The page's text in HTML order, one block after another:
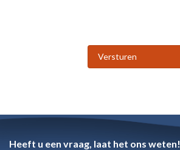
Versturen
Heeft u een vraag, laat het ons weten!